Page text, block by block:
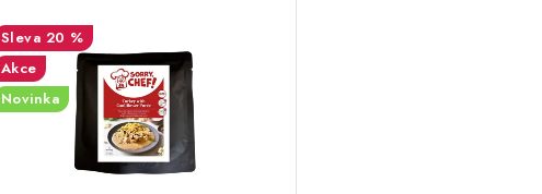
20 %
Akce
Novinka